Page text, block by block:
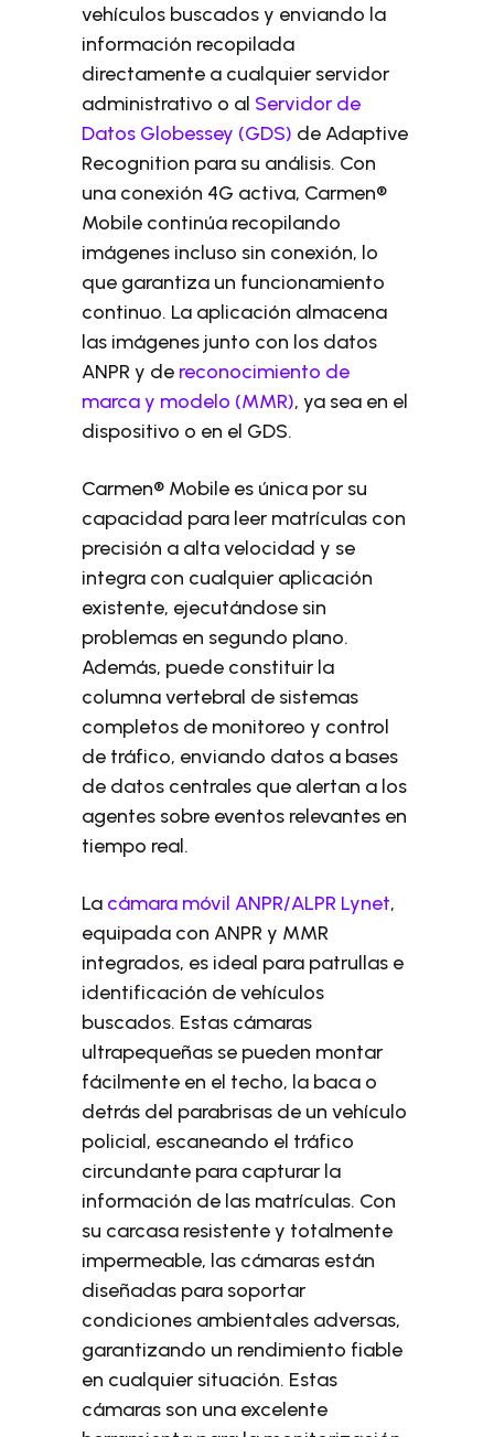
vehículos buscados y enviando la
información recopilada
directamente a cualquier servidor
administrativo o al Servidor de
Datos Globessey (GDS) de Adaptive
Recognition para su análisis. Con
una conexión 4G activa, Carmen®
Mobile continúa recopilando
imágenes incluso sin conexión, lo
que garantiza un funcionamiento
continuo. La aplicación almacena
las imágenes junto con los datos
ANPR y de reconocimiento de
marca y modelo (MMR), ya sea en el
dispositivo o en el GDS.
Carmen® Mobile es única por su
capacidad para leer matrículas con
precisión a alta velocidad y se
integra con cualquier aplicación
existente, ejecutándose sin
problemas en segundo plano.
Además, puede constituir la
columna vertebral de sistemas
completos de monitoreo y control
de tráfico, enviando datos a bases
de datos centrales que alertan a los
agentes sobre eventos relevantes en
tiempo real.
La cámara móvil ANPR/ALPR Lynet,
equipada con ANPR y MMR
integrados, es ideal para patrullas e
identificación de vehículos
buscados. Estas cámaras
ultrapequeñas se pueden montar
fácilmente en el techo, la baca o
detrás del parabrisas de un vehículo
policial, escaneando el tráfico
circundante para capturar la
información de las matrículas. Con
su carcasa resistente y totalmente
impermeable, las cámaras están
diseñadas para soportar
condiciones ambientales adversas,
garantizando un rendimiento fiable
en cualquier situación. Estas
cámaras son una excelente